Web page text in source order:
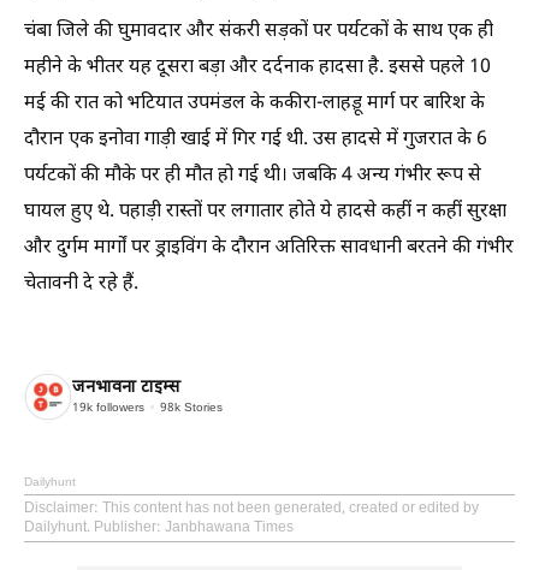
चंबा जिले की घुमावदार और संकरी सड़कों पर पर्यटकों के साथ एक ही
महीने के भीतर यह दूसरा बड़ा और दर्दनाक हादसा है. इससे पहले 10
मई की रात को भटियात उपमंडल के ककीरा-लाहड़ू मार्ग पर बारिश के
दौरान एक इनोवा गाड़ी खाई में गिर गई थी. उस हादसे में गुजरात के 6
पर्यटकों की मौके पर ही मौत हो गई थी। जबकि 4 अन्य गंभीर रूप से
घायल हुए थे. पहाड़ी रास्तों पर लगातार होते ये हादसे कहीं न कहीं सुरक्षा
और दुर्गम मार्गों पर ड्राइविंग के दौरान अतिरिक्त सावधानी बरतने की गंभीर
चेतावनी दे रहे हैं.
जनभावना टाइम्स
19k followers 98k Stories
Dailyhunt
Disclaimer: This content has not been generated, created or edited by
Dailyhunt. Publisher: Janbhawana Times